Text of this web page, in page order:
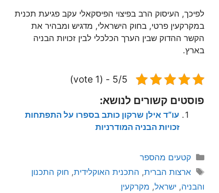
לפיכך, העיסוק הרב בפיצוי הפיסקאלי עקב פגיעת תכנית
במקרקעין פרטי, בחוק הישראלי, מדגיש ומבהיר את
הקשר ההדוק שבין הערך הכלכלי לבין זכויות הבניה
בארץ.
5/5 - (1 vote)
פוסטים קשורים לנושא:
עו”ד אילן שרקון כותב בספרו על התפתחות
זכויות הבניה המודרניות
קטגוריות
קטעים מהספר
תגיות
ארצות הברית, התכנית האוקלידית, חוק התכנון
והבניה, ישראל, מקרקעין